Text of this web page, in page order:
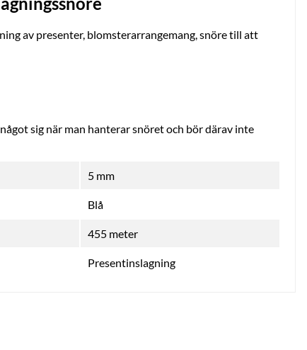
av presenter, blomsterarrangemang, snöre till att
sig när man hanterar snöret och bör därav inte
5 mm
Blå
455 meter
Presentinslagning